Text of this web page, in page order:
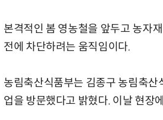
본격적인 봄 영농철을 앞두고 농자
전에 차단하려는 움직임이다.
농림축산식품부는 김종구 농림축
업을 방문했다고 밝혔다. 이날 현장